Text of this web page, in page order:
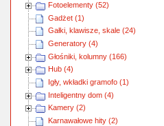
Fotoelementy (52)
Gadżet (1)
Gałki, klawisze, skale (24)
Generatory (4)
Głośniki, kolumny (166)
Hub (4)
Igły, wkładki gramofo (1)
Inteligentny dom (4)
Kamery (2)
Karnawałowe hity (2)